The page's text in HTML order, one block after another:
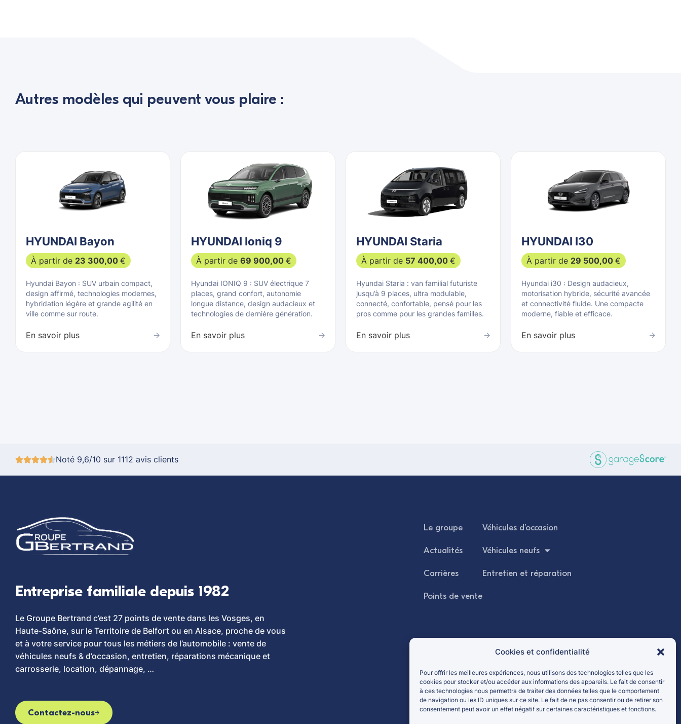
Cookies et confidentialité
Pour offrir les meilleures expériences, nous utilisons des technologies telles que les
cookies pour stocker et/ou accéder aux informations des appareils. Le fait de consentir
à ces technologies nous permettra de traiter des données telles que le comportement
de navigation ou les ID uniques sur ce site. Le fait de ne pas consentir ou de retirer son
consentement peut avoir un effet négatif sur certaines caractéristiques et fonctions.
Autres modèles qui peuvent vous plaire :
HYUNDAI Bayon
À partir de 23 300,00 €
Hyundai Bayon : SUV urbain compact,
design affirmé, technologies modernes,
hybridation légère et grande agilité en
ville comme sur route.
En savoir plus
HYUNDAI Ioniq 9
À partir de 69 900,00 €
Hyundai IONIQ 9 : SUV électrique 7
places, grand confort, autonomie
longue distance, design audacieux et
technologies de dernière génération.
En savoir plus
HYUNDAI Staria
À partir de 57 400,00 €
Hyundai Staria : van familial futuriste
jusqu’à 9 places, ultra modulable,
connecté, confortable, pensé pour les
pros comme pour les grandes familles.
En savoir plus
HYUNDAI I30
À partir de 29 500,00 €
Hyundai i30 : Design audacieux,
motorisation hybride, sécurité avancée
et connectivité fluide. Une compacte
moderne, fiable et efficace.
En savoir plus
Noté 9,6/10 sur 1112 avis clients
Entreprise familiale depuis 1982
Le Groupe Bertrand c’est 27 points de vente dans les Vosges, en
Haute-Saône, sur le Territoire de Belfort ou en Alsace, proche de vous
et à votre service pour tous les métiers de l’automobile : vente de
véhicules neufs & d’occasion, entretien, réparations mécanique et
carrosserie, location, dépannage, …
Contactez-nous
Le groupe
Actualités
Carrières
Points de vente
Véhicules d’occasion
Véhicules neufs
Entretien et réparation